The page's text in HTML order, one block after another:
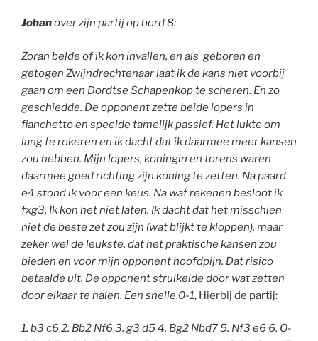
Johanover zijn partij op bord 8:
Zoran belde of ik kon invallen, en als geboren en
getogen Zwijndrechtenaar laat ik de kans niet voorbij
gaan om een Dordtse Schapenkop te scheren. En zo
geschiedde. De opponent zette beide lopers in
fianchetto en speelde tamelijk passief. Het lukte om
lang te rokeren en ik dacht dat ik daarmee meer kansen
zou hebben. Mijn lopers, koningin en torens waren
daarmee goed richting zijn koning te zetten. Na paard
e4 stond ik voor een keus. Na wat rekenen besloot ik
fxg3. Ik kon het niet laten. Ik dacht dat het misschien
niet de beste zet zou zijn (wat blijkt te kloppen), maar
zeker wel de leukste, dat het praktische kansen zou
bieden en voor mijn opponent hoofdpijn. Dat risico
betaalde uit. De opponent struikelde door wat zetten
door elkaar te halen. Een snelle 0-1, Hierbij de partij:
1. b3 c6 2. Bb2 Nf6 3. g3 d5 4. Bg2 Nbd7 5. Nf3 e6 6. O-